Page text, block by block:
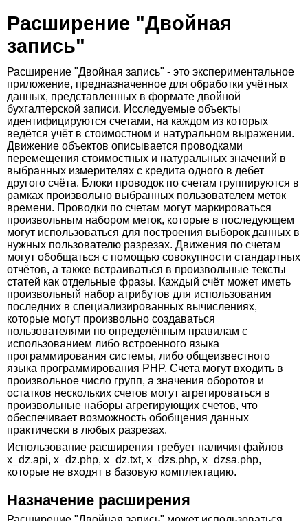
Расширение "Двойная
запись"
Расширение "Двойная запись" - это экспериментальное
приложение, предназначенное для обработки учётных
данных, представленных в формате двойной
бухгалтерской записи. Исследуемые объекты
идентифицируются счетами, на каждом из которых
ведётся учёт в стоимостном и натуральном выражении.
Движение объектов описывается проводками
перемещения стоимостных и натуральных значений в
выбранных измерителях с кредита одного в дебет
другого счёта. Блоки проводок по счетам группируются в
рамках произвольно выбранных пользователем меток
времени. Проводки по счетам могут маркироваться
произвольным набором меток, которые в последующем
могут использоваться для построения выборок данных в
нужных пользователю разрезах. Движения по счетам
могут обобщаться с помощью совокупности стандартных
отчётов, а также встраиваться в произвольные тексты
статей как отдельные фразы. Каждый счёт может иметь
произвольный набор атрибутов для использования
последних в специализированных вычислениях,
которые могут произвольно создаваться
пользователями по определённым правилам с
использованием либо встроенного языка
программирования системы, либо общеизвестного
языка программирования PHP. Счета могут входить в
произвольное число групп, а значения оборотов и
остатков нескольких счетов могут агрегироваться в
произвольные наборы агрегирующих счетов, что
обеспечивает возможность обобщения данных
практически в любых разрезах.
Использование расширения требует наличия файлов
x_dz.api, x_dz.php, x_dz.txt, x_dzs.php, x_dzsa.php,
которые не входят в базовую комплектацию.
Назначение расширения